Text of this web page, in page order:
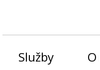
Služby O